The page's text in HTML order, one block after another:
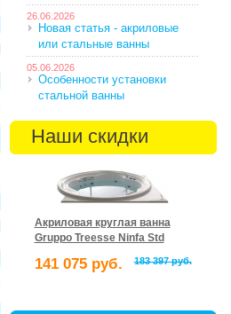
26.06.2026
Новая статья - акриловые
или стальные ванны
05.06.2026
Особенности установки
стальной ванны
Наши скидки
Акриловая круглая ванна
Gruppo Treesse Ninfa Std
141 075 руб. 183 397 руб.